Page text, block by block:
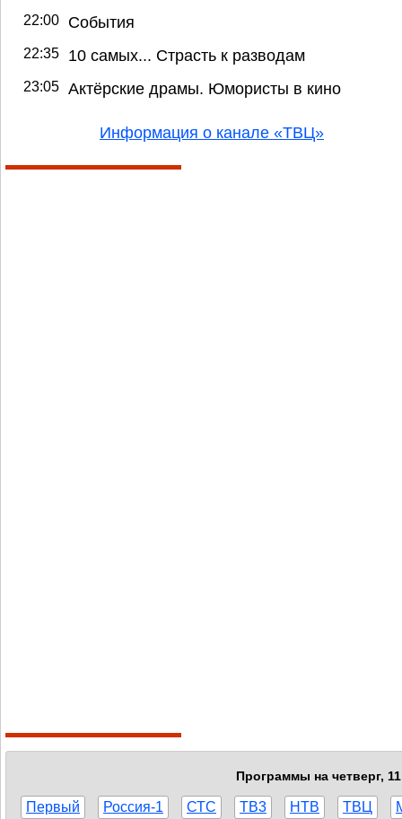
22:00 События
22:35 10 самых... Страсть к разводам
23:05 Актёрские драмы. Юмористы в кино
Информация о канале «ТВЦ»
Программы на четверг,
Первый Россия-1 СТС ТВ3 НТВ ТВЦ